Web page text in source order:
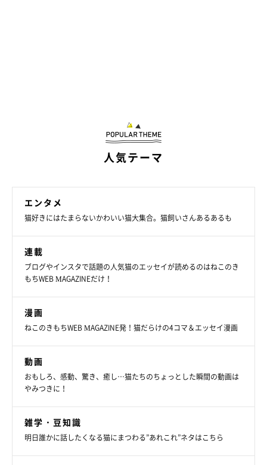
ちゃむのすけくん（写真左）とまるきちくん（写真右）
飼い主さんのTwitterでは、ちゃむのすけくんと兄弟猫・まるき
ちくんと過ごす素敵な日常の様子を見ることができるので、ぜひ
覗いてみてくださいね！
人気テーマ
エンタメ
猫好きにはたまらないかわいい猫大集合。猫飼いさんあるあるも
連載
ブログやインスタで話題の人気猫のエッセイが読めるのはねこのき
もちWEB MAGAZINEだけ！
漫画
ねこのきもちWEB MAGAZINE発！猫だらけの4コマ＆エッセイ漫画
動画
おもしろ、感動、驚き、癒し…猫たちのちょっとした瞬間の動画は
やみつきに！
雑学・豆知識
明日誰かに話したくなる猫にまつわる”あれこれ”ネタはこちら